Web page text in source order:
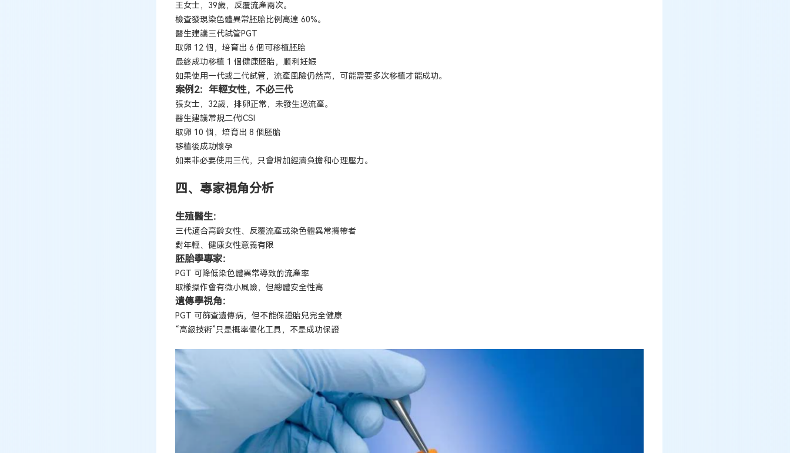
王女士，39歲，反覆流產兩次。
檢查發現染色體異常胚胎比例高達 60%。
醫生建議三代試管PGT
取卵 12 個，培育出 6 個可移植胚胎
最終成功移植 1 個健康胚胎，順利妊娠
如果使用一代或二代試管，流產風險仍然高，可能需要多次移植才能成功。
案例2：年輕女性，不必三代
張女士，32歲，排卵正常，未發生過流產。
醫生建議常規二代ICSI
取卵 10 個，培育出 8 個胚胎
移植後成功懷孕
如果非必要使用三代，只會增加經濟負擔和心理壓力。
四、專家視角分析
生殖醫生：
三代適合高齡女性、反覆流產或染色體異常攜帶者
對年輕、健康女性意義有限
胚胎學專家：
PGT 可降低染色體異常導致的流產率
取樣操作會有微小風險，但總體安全性高
遺傳學視角：
PGT 可篩查遺傳病，但不能保證胎兒完全健康
“高級技術”只是概率優化工具，不是成功保證